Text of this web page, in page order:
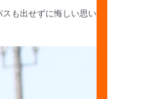
も出せずに悔しい思い